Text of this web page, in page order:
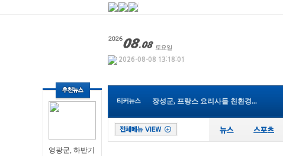
영광군, 하반기
티커뉴스
광주특별시 남구, 조선대 교직원...
전남광주특별시, 해남서 국내 최...
나주 남평읍 도심속, ‘우리동네...
영광군, 하반기 귀농‧귀촌...